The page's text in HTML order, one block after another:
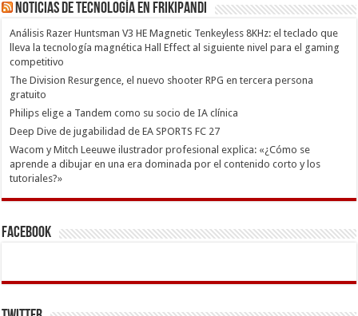
Noticias de Tecnología en Frikipandi
Análisis Razer Huntsman V3 HE Magnetic Tenkeyless 8KHz: el teclado que
lleva la tecnología magnética Hall Effect al siguiente nivel para el gaming
competitivo
The Division Resurgence, el nuevo shooter RPG en tercera persona
gratuito
Philips elige a Tandem como su socio de IA clínica
Deep Dive de jugabilidad de EA SPORTS FC 27
Wacom y Mitch Leeuwe ilustrador profesional explica: «¿Cómo se
aprende a dibujar en una era dominada por el contenido corto y los
tutoriales?»
Facebook